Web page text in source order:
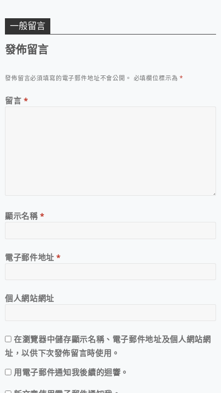
一般留言
發佈留言
發佈留言必須填寫的電子郵件地址不會公開。 必填欄位標示為*
留言 *
顯示名稱*
電子郵件地址*
個人網站網址
在瀏覽器中儲存顯示名稱、電子郵件地址及個人網站網
址，以供下次發佈留言時使用。
用電子郵件通知我後續的迴響。